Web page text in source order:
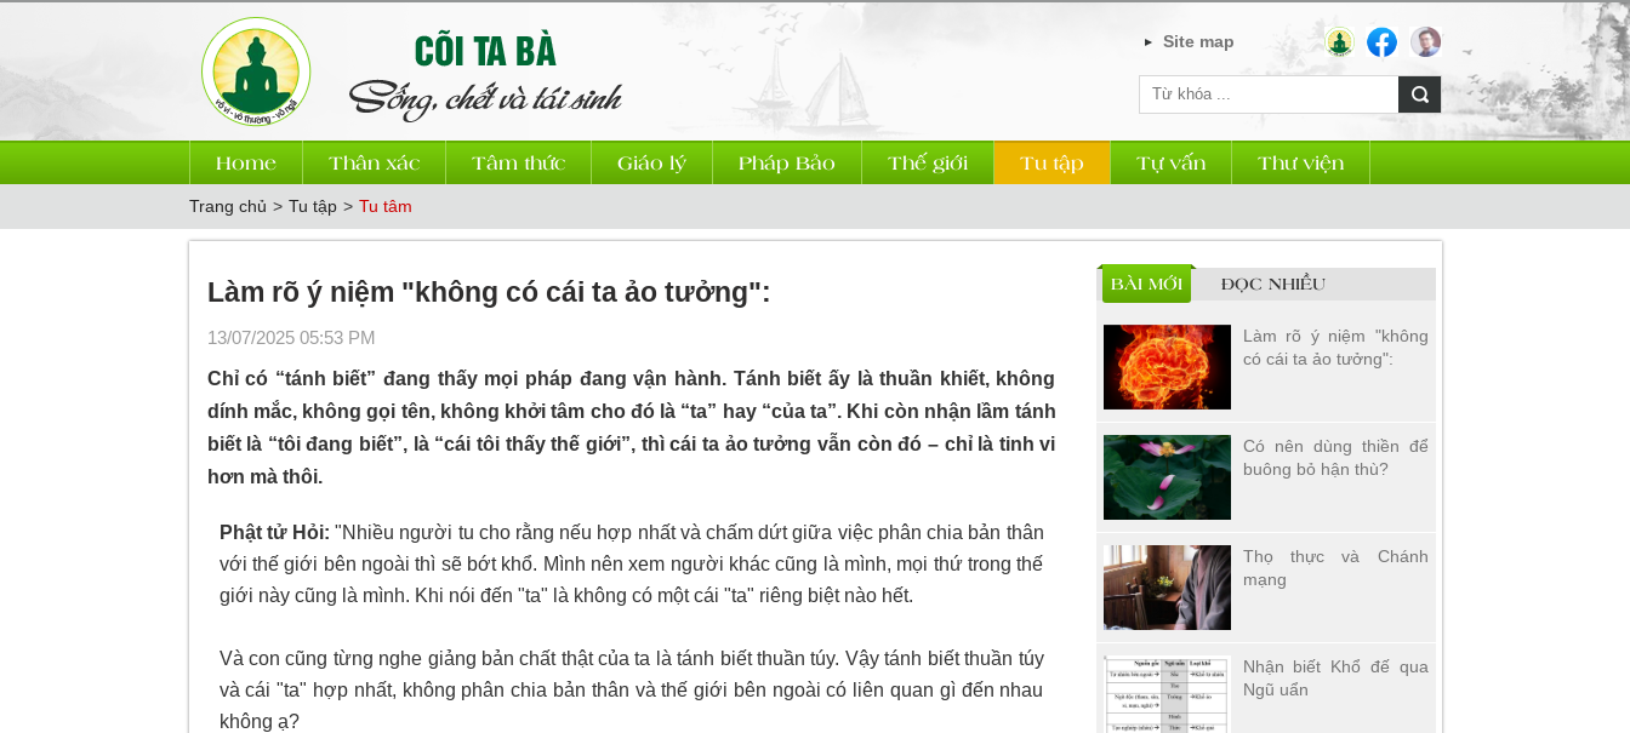
Site map
Home Thân xác Tâm thức Giáo lý Pháp Bảo Thế giới Tu tập Tự vấn Thư viện
Trang chủ > Tu tập > Tu tâm
Làm rõ ý niệm "không có cái ta ảo tưởng":
13/07/2025 05:53 PM
Chỉ có “tánh biết” đang thấy mọi pháp đang vận hành. Tánh biết ấy là thuần khiết, không
dính mắc, không gọi tên, không khởi tâm cho đó là “ta” hay “của ta”. Khi còn nhận lầm tánh
biết là “tôi đang biết”, là “cái tôi thấy thế giới”, thì cái ta ảo tưởng vẫn còn đó – chỉ là tinh vi
hơn mà thôi.
Phật tử Hỏi:"Nhiều người tu cho rằng nếu hợp nhất và chấm dứt giữa việc phân chia bản thân
với thế giới bên ngoài thì sẽ bớt khổ. Mình nên xem người khác cũng là mình, mọi thứ trong thế
giới này cũng là mình. Khi nói đến "ta" là không có một cái "ta" riêng biệt nào hết.
Và con cũng từng nghe giảng bản chất thật của ta là tánh biết thuần túy. Vậy tánh biết thuần túy
và cái "ta" hợp nhất, không phân chia bản thân và thế giới bên ngoài có liên quan gì đến nhau
không ạ?
BÀI MỚI ĐỌC NHIỀU
Làm rõ ý niệm "không
có cái ta ảo tưởng":
Có nên dùng thiền để
buông bỏ hận thù?
Thọ thực và Chánh
mạng
Nhận biết Khổ đế qua
Ngũ uẩn